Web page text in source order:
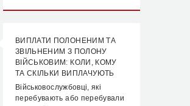
ВИПЛАТИ ПОЛОНЕНИМ ТА
ЗВІЛЬНЕНИМ З ПОЛОНУ
ВІЙСЬКОВИМ: КОЛИ, КОМУ
ТА СКІЛЬКИ ВИПЛАЧУЮТЬ
Військовослужбовці, які
перебувають або перебували